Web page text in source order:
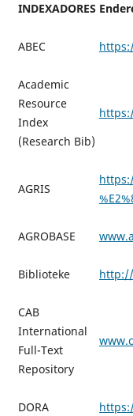
INDEXADORES
ABEC
Academic
Resource
Index
(Research Bib)
AGRIS
AGROBASE
Biblioteke
CAB
International
Full-Text
Repository
DORA